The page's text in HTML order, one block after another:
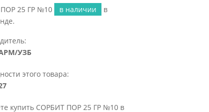
25 ГР №10 в наличии
в
УЗБ
этого товара:
купить СОРБИТ ПОР 25 ГР №10 в